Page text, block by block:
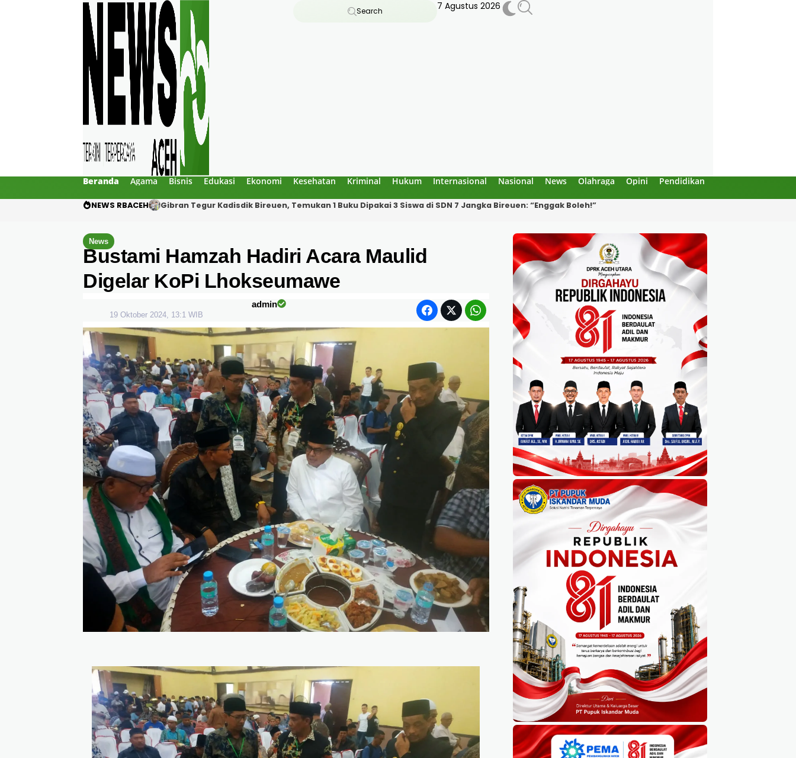
Search 7 Agustus 2026
Beranda Agama Bisnis Edukasi Ekonomi Kesehatan Kriminal Hukum Internasional Nasional News Olahraga Opini Pendidikan
NEWS RBACEH PHE NSO Klarifikasi Dugaan Bau Amoniak di Blang Panyang: Bukan Berasal dari Fasilitas Produksi
News
Bustami Hamzah Hadiri Acara Maulid
Digelar KoPi Lhokseumawe
admin
19 Oktober 2024, 13:1 WIB